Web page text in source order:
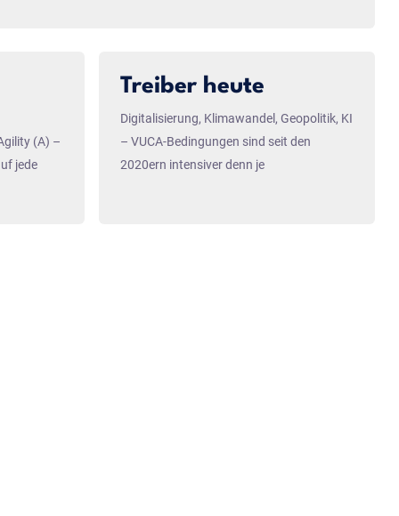
(A) –
jede
Treiber heute
Digitalisierung, Klimawandel, Geopolitik, KI
– VUCA-Bedingungen sind seit den
2020ern intensiver denn je